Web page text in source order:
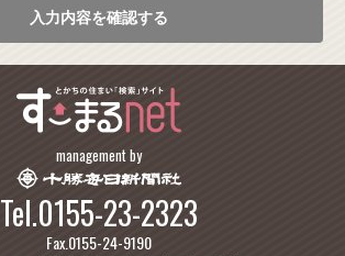
入力内容を確認する
management by
Tel.0155-23-2323
Fax.0155-24-9190